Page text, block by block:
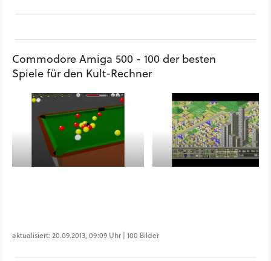
Commodore Amiga 500 - 100 der besten
Spiele für den Kult-Rechner
aktualisiert: 20.09.2013, 09:09 Uhr | 100 Bilder